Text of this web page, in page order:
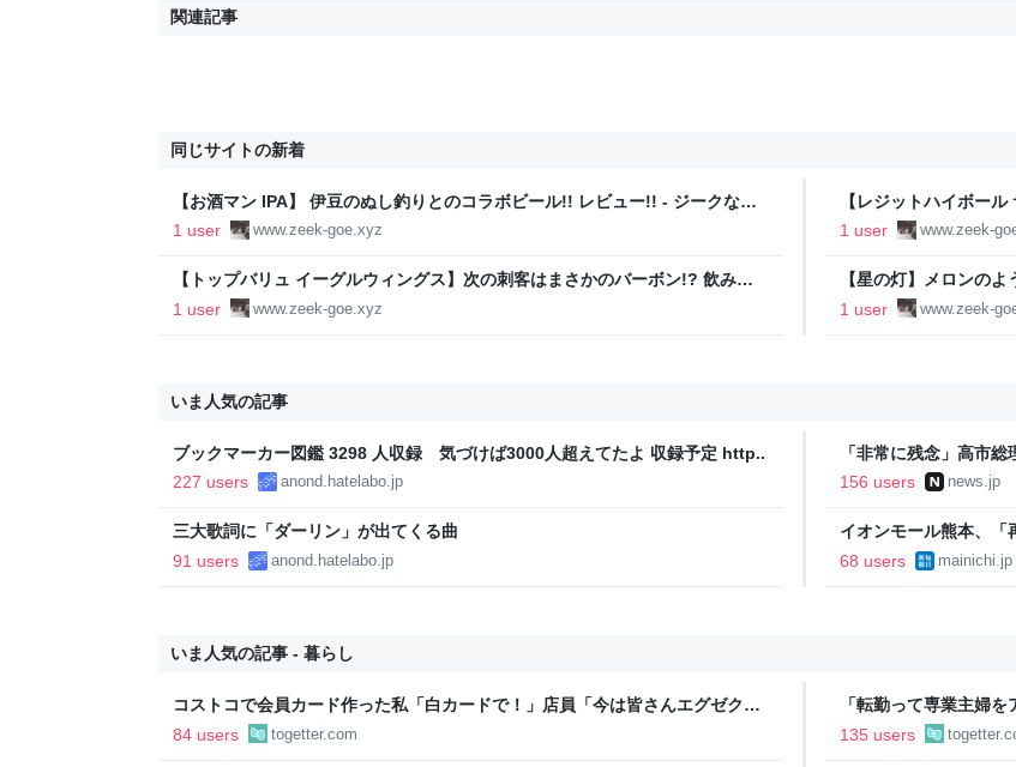
関連記事
同じサイトの新着
【お酒マン IPA】 伊豆のぬし釣りとのコラボビール!! レビュー!! - ジークなゴ
エ のんべぇブログ
1 user www.zeek-goe.xyz
【レジットハイボー
ッセイのハイボール缶
1 user www.zeek-
【トップバリュ イーグルウィングス】次の刺客はまさかのバーボン!? 飲み方4
種比較!! - ジークなゴエ のんべぇブログ
1 user www.zeek-goe.xyz
【星の灯】メロンの
エ のんべぇブログ
1 user www.zeek-
いま人気の記事
ブックマーカー図鑑 3298 人収録 気づけば3000人超えてたよ 収録予定 http..
227 users
anond.hatelabo.jp
「非常に残念」高市
爆体験者「何のために
156 users news.jp
三大歌詞に「ダーリン」が出てくる曲
91 users
anond.hatelabo.jp
イオンモール熊本、
68 users
mainichi.jp
いま人気の記事 - 暮らし
コストコで会員カード作った私「白カードで！」店員「今は皆さんエグゼクテ
ィブカードしか作りませんけど？」→コストコのカード勧誘はやたら圧が強い
84 users togetter.com
「転勤って専業主婦
転勤を命じられるも「
135 users